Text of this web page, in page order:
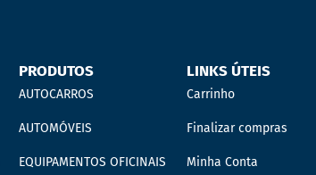
PRODUTOS
AUTOCARROS
AUTOMÓVEIS
EQUIPAMENTOS OFICINAIS
LINKS ÚTEIS
Carrinho
Finalizar compras
Minha Conta